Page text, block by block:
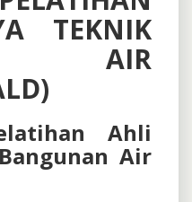
TEKNIK
AIR
Ahli
Air